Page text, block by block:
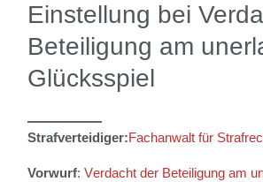
Einstellung bei
Beteiligung am
Glücksspiel
Strafverteidiger:Fachanwalt für
Vorwurf:Verdacht der Beteiligung am